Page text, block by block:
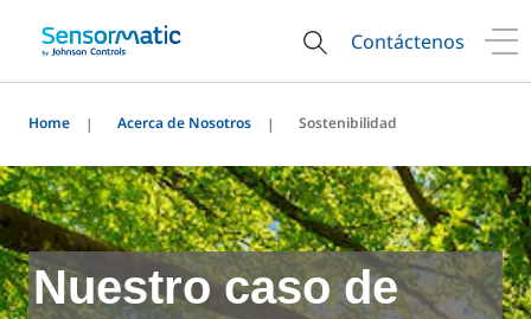
Contáctenos
Home Acerca de Nosotros Sostenibilidad
Nuestro caso de